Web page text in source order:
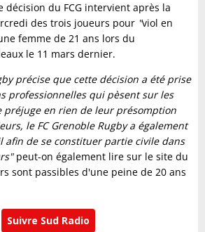
décision du FCG intervient après la
des trois joueurs pour "viol en
femme de 21 ans lors du
le 11 mars dernier.
précise que cette décision a été prise
professionnelles qui pèsent sur les
préjuge en rien de leur présomption
le FC Grenoble Rugby a également
afin de se constituer partie civile dans
peut-on également lire sur le site du
sont passibles d'une peine de 20 ans
Suivre Sud Radio